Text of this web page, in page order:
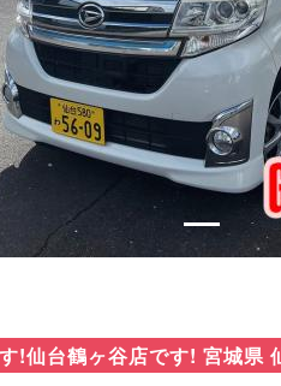
!仙台鶴ヶ谷店です! 宮城県